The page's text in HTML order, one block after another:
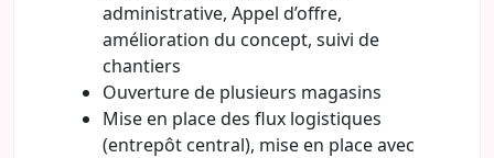
administrative, Appel d’offre,
amélioration du concept, suivi de
chantiers
Ouverture de plusieurs magasins
Mise en place des flux logistiques
(entrepôt central), mise en place avec